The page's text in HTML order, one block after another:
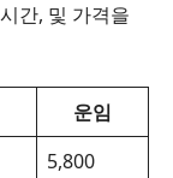
간, 및 가격을
운임
5,800